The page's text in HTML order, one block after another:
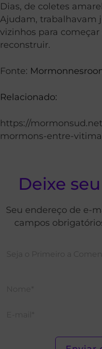
Dias, de coletes
Ajudam, trabalhavam
vizinhos para
reconstruir.
Fonte:
Relacionado:
https://
mormons-entre-
Deixe
Seu endereço de e-
campos